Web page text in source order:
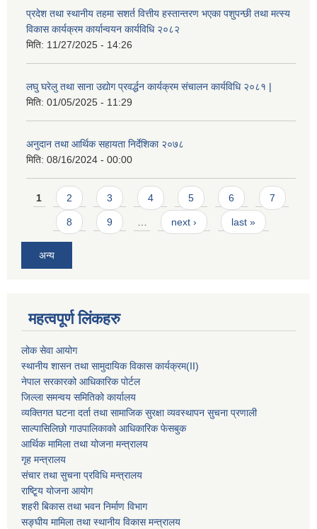
प्रदेश तथा स्थानीय तहमा सशर्त वित्तीय हस्तान्तरण भएका पशुपन्छी तथा मत्स्य
विकास कार्यक्रम कार्यान्वयन कार्यविधि २०८२
मिति: 11/27/2025 - 14:26
लघु घरेलु तथा साना उद्योग प्रवर्द्धन कार्यक्रम संचालन कार्यविधि २०८१ |
मिति: 01/05/2025 - 11:29
अनुदान तथा आर्थिक सहायता निर्देशिका २०७८
मिति: 08/16/2024 - 00:00
Pages
1 2 3 4 5 6 7
8 9 … next › last »
अन्य
महत्वपूर्ण लिंकहरु
लोक सेवा आयोग
स्थानीय शासन तथा सामुदायिक विकास कार्यक्रम(II)
नेपाल सरकारको आधिकारिक पोर्टल
जिल्ला समन्वय समितिको कार्यालय
व्यक्तिगत घटना दर्ता तथा सामाजिक सुरक्षा व्यवस्थापन सुचना प्रणाली
साल्पासिलिछो गाउपालिकाको आधिकारिक फेसबुक
आर्थिक मामिला तथा योजना मन्त्रालय
गृह मन्त्रालय
संचार तथा सुचना प्रविधि मन्त्रालय
राष्टि्ृय योजना आयोग
शहरी बिकास तथा भवन निर्माण विभाग
सङ्घीय मामिला तथा स्थानीय विकास मन्त्रालय